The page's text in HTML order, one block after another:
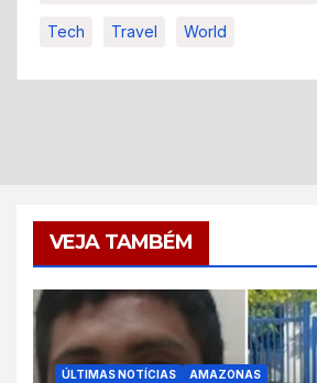
Tech Travel World
VEJA TAMBÉM
ÚLTIMAS NOTÍCIAS AMAZONAS